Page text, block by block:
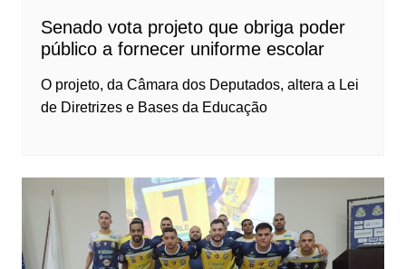
Senado vota projeto que obriga poder
público a fornecer uniforme escolar
O projeto, da Câmara dos Deputados, altera a Lei
de Diretrizes e Bases da Educação